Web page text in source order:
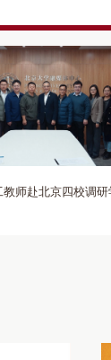
校行政第一党支部
，市教育局机关第
流发言。经充分沟
议》。根据协议，
险防控、党员规范发
合发展。金波对市
党建提质、事业增效
人才思想引领、书
与研讨。金波书记
学互鉴，深化校际
行还参观了学生宿
设施。此次调研紧扣
础。未来，两校将
教师赴北京四校调研